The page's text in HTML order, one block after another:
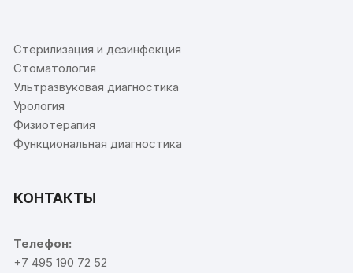
Стерилизация и дезинфекция
Стоматология
Ультразвуковая диагностика
Урология
Физиотерапия
Функциональная диагностика
КОНТАКТЫ
Телефон:
+7 495 190 72 52